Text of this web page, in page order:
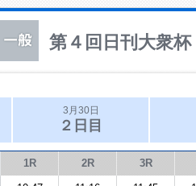
第４回日刊大衆杯
3月30日
２日目
1R 2R 3R